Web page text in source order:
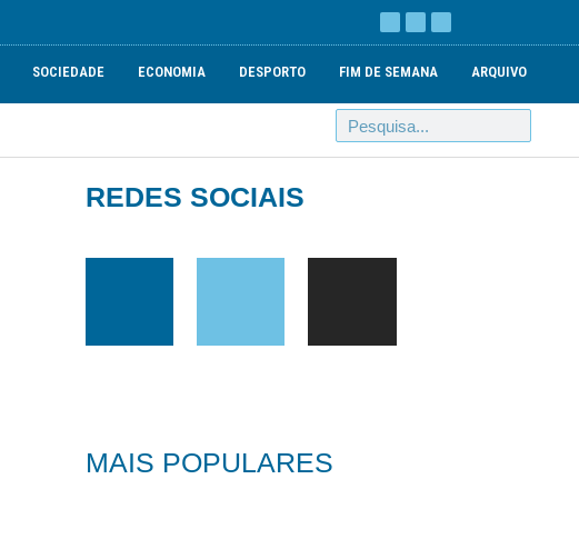
SOCIEDADE ECONOMIA DESPORTO FIM DE SEMANA ARQUIVO
REDES SOCIAIS
MAIS POPULARES